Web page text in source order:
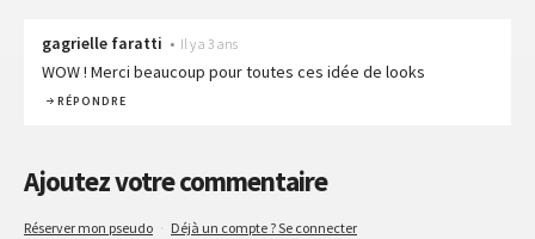
gagrielle faratti • Il y a 3 ans
WOW ! Merci beaucoup pour toutes ces idée de looks
RÉPONDRE
Ajoutez votre commentaire
Réserver mon pseudo · Déjà un compte ? Se connecter